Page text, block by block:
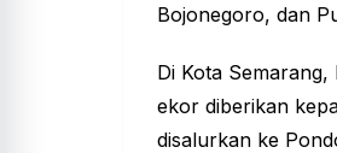
Bojonegoro, dan
Di Kota
ekor diberikan
disalurkan ke